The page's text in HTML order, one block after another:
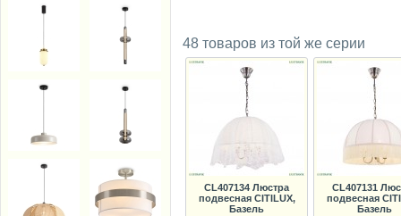
48 товаров из той же серии
CL407134 Люстра
подвесная CITILUX,
Базель
CL407131
подвесная
Базель